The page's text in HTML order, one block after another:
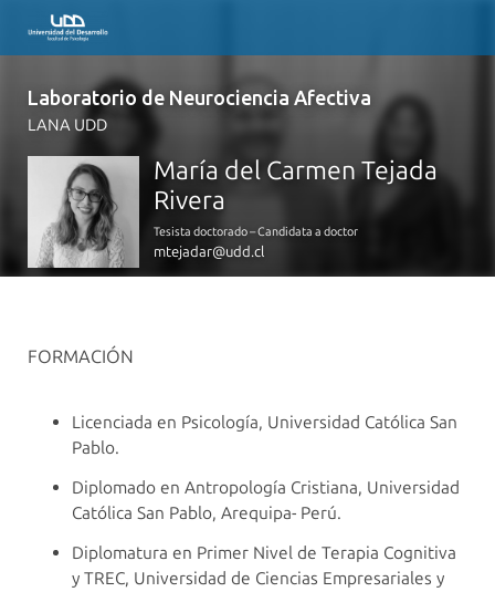
Laboratorio de Neurociencia Afectiva
LANA UDD
María del Carmen Tejada
Rivera
Tesista doctorado – Candidata a doctor
mtejadar@udd.cl
FORMACIÓN
Licenciada en Psicología, Universidad Católica San
Pablo.
Diplomado en Antropología Cristiana, Universidad
Católica San Pablo, Arequipa- Perú.
Diplomatura en Primer Nivel de Terapia Cognitiva
y TREC, Universidad de Ciencias Empresariales y